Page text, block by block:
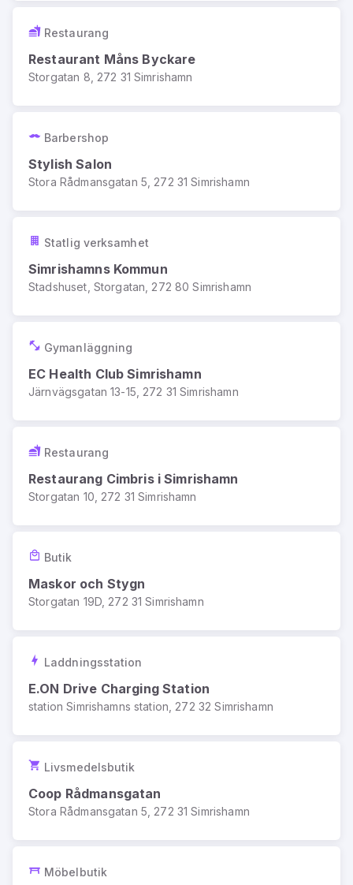
Restaurang
Restaurant Måns Byckare
Storgatan 8, 272 31 Simrishamn
Barbershop
Stylish Salon
Stora Rådmansgatan 5, 272 31 Simrishamn
Statlig verksamhet
Simrishamns Kommun
Stadshuset, Storgatan, 272 80 Simrishamn
Gymanläggning
EC Health Club Simrishamn
Järnvägsgatan 13-15, 272 31 Simrishamn
Restaurang
Restaurang Cimbris i Simrishamn
Storgatan 10, 272 31 Simrishamn
Butik
Maskor och Stygn
Storgatan 19D, 272 31 Simrishamn
Laddningsstation
E.ON Drive Charging Station
station Simrishamns station, 272 32 Simrishamn
Livsmedelsbutik
Coop Rådmansgatan
Stora Rådmansgatan 5, 272 31 Simrishamn
Möbelbutik